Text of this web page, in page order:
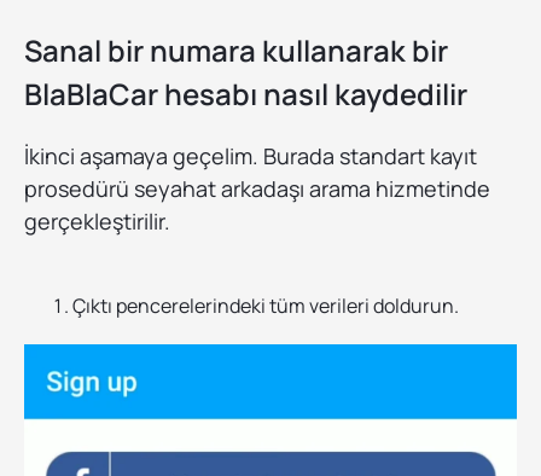
Sanal bir numara kullanarak bir
BlaBlaCar hesabı nasıl kaydedilir
İkinci aşamaya geçelim. Burada standart kayıt
prosedürü seyahat arkadaşı arama hizmetinde
gerçekleştirilir.
Çıktı pencerelerindeki tüm verileri doldurun.